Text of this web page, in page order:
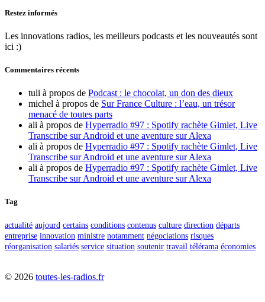
Restez informés
Les innovations radios, les meilleurs podcasts et les nouveautés sont
ici :)
Commentaires récents
tuli à propos de Podcast : le chocolat, un don des dieux
michel à propos de Sur France Culture : l’eau, un trésor
menacé de toutes parts
ali à propos de Hyperradio #97 : Spotify rachète Gimlet, Live
Transcribe sur Android et une aventure sur Alexa
ali à propos de Hyperradio #97 : Spotify rachète Gimlet, Live
Transcribe sur Android et une aventure sur Alexa
ali à propos de Hyperradio #97 : Spotify rachète Gimlet, Live
Transcribe sur Android et une aventure sur Alexa
Tag
actualité aujourd certains conditions contenus culture direction départs
entreprise innovation ministre notamment négociations risques
réorganisation salariés service situation soutenir travail télérama économies
© 2026 toutes-les-radios.fr